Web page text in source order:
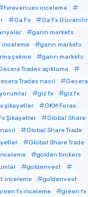
fxrevenues inceleme
Ga Fx
Ga Fx Güvenilir
gann markets
inceleme
gann markets
çekme
gann markets
Trades açıklama
Trades nasıl
Gesera
giz fx
giz fx
şikayetler
GKM Forex
Şikayetler
Global Share
Global Share Trade
Global Share Trade
golden brokers
goldenvest
inceleme
goldenvest
fx inceleme
green fx